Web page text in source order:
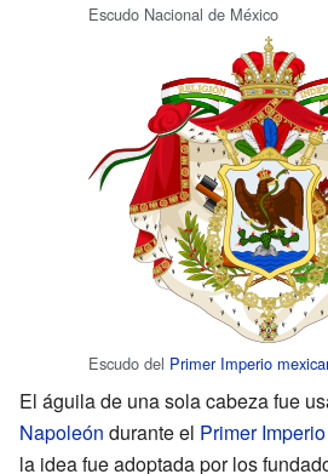
Escudo Nacional de México
Escudo del Primer Imperio
El águila de una sola cabeza fue
Napoleón durante el Primer
la idea fue adoptada por los